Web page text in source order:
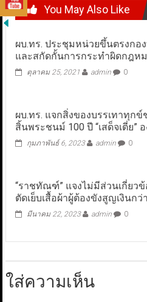
You May Also Like
ผบ.ทร. ประชุมหน่วยขึ้นตรงกอง
และสกัดกั้นการกระทำผิดกฎห
ตุลาคม 25, 2021 admin 0
ผบ.ทร. แจกสิ่งของบรรเทาทุก
สิ้นพระชนม์ 100 ปี “เสด็จเตี่ย”
กุมภาพันธ์ 6, 2023 admin 0
“ราชทัณฑ์” แจงไม่มีส่วนเกี่ยว
ตัดเย็บเสื้อผ้าผู้ต้องขังสูญเงินก
มีนาคม 22, 2023 admin 0
ใส่ความเห็น